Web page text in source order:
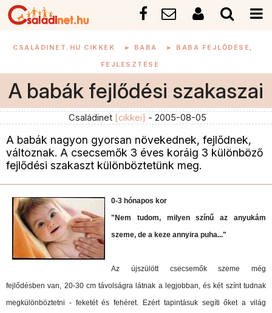
CSALÁDINET.HU CIKKEK ► BABA ► BABA FEJLŐDÉSE,
FEJLESZTÉSE
A babák fejlődési szakaszai
Családinet [cikkei] - 2005-08-05
A babák nagyon gyorsan növekednek, fejlődnek,
változnak. A csecsemők 3 éves koráig 3 különböző
fejlődési szakaszt különböztetünk meg.
0-3 hónapos kor
"Nem tudom, milyen színű az anyukám
szeme, de a keze annyira puha..."
Az újszülött csecsemők szeme még
fejlődésben van, 20-30 cm távolságra látnak a legjobban, és két színt tudnak
megkülönböztetni - feketét és fehéret. Ezért tapintásuk segíti őket a világ